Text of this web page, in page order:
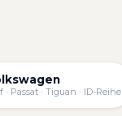
· Passat · Tiguan · ID-Reihe